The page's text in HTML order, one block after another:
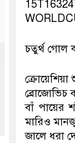
চতুর্থ গোল
ব্রোজোভিচ
বাঁ পায়ের
মারিও
জালে ধরা